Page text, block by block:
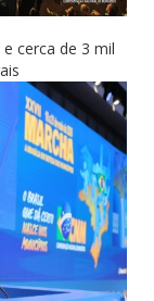
cerca de 3 mil